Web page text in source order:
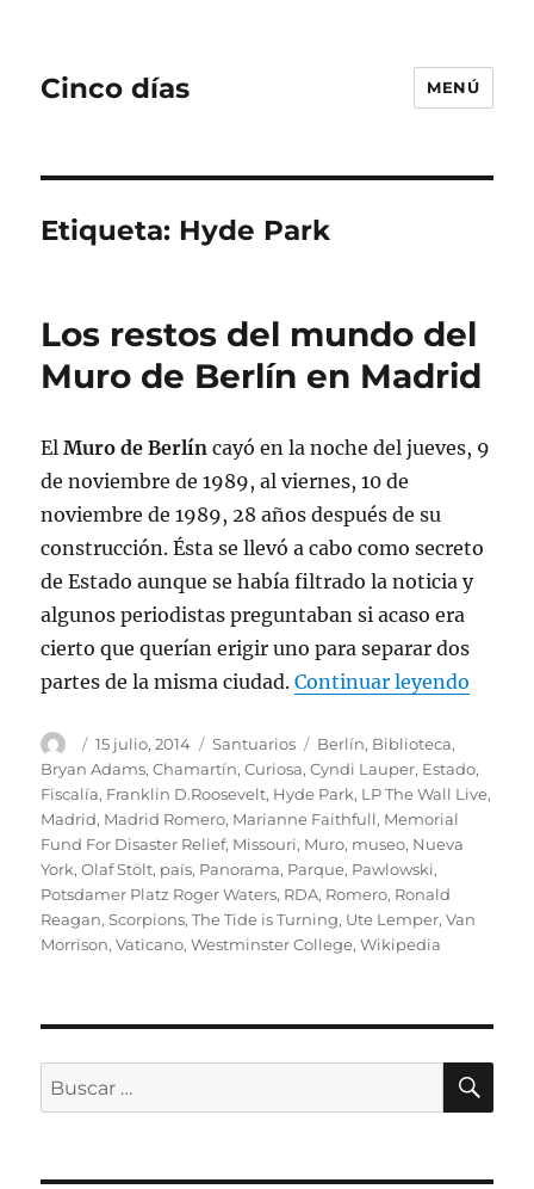
Cinco días MENÚ
Etiqueta: Hyde Park
Los restos del mundo del
Muro de Berlín en Madrid
ElMuro de Berlín cayó en la noche del jueves, 9
de noviembre de 1989, al viernes, 10 de
noviembre de 1989, 28 años después de su
construcción. Ésta se llevó a cabo como secreto
de Estado aunque se había filtrado la noticia y
algunos periodistas preguntaban si acaso era
cierto que querían erigir uno para separar dos
partes de la misma ciudad.Continuar leyendo
Autor
Publicado
el
15 julio, 2014 Categorías
Santuarios Etiquetas
Berlín, Biblioteca,
Bryan Adams,Chamartín,Curiosa,Cyndi Lauper, Estado,
Fiscalía, Franklin D.Roosevelt, Hyde Park, LP The Wall Live,
Madrid, Madrid Romero, Marianne Faithfull, Memorial
Fund For Disaster Relief, Missouri, Muro, museo, Nueva
York,Olaf Stölt, país, Panorama, Parque, Pawlowski,
Potsdamer Platz Roger Waters, RDA, Romero, Ronald
Reagan,Scorpions,The Tide is Turning, Ute Lemper,Van
Morrison,Vaticano,Westminster College,Wikipedia
Buscar
por: